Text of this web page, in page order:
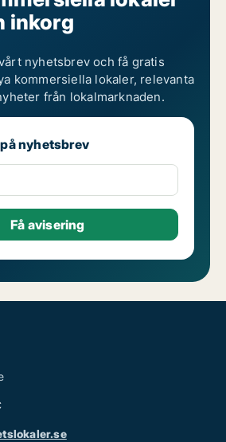
inkorg
nyhetsbrev och få gratis
kommersiella lokaler, relevanta
från lokalmarknaden.
nyhetsbrev